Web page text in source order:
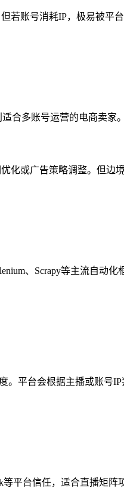
账号消耗IP，极易被平
合多账号运营的电商卖家。
化或广告策略调整。但边
、Scrapy等主流自动化
平台会根据主播或账号
平台信任，适合直播矩阵